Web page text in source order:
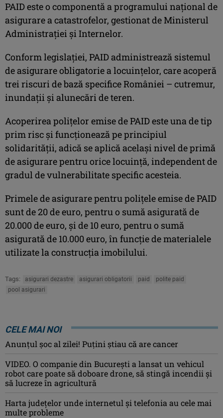
PAID este o componentă a programului naţional de
asigurare a catastrofelor, gestionat de Ministerul
Administraţiei şi Internelor.
Conform legislaţiei, PAID administrează sistemul
de asigurare obligatorie a locuinţelor, care acoperă
trei riscuri de bază specifice României – cutremur,
inundaţii şi alunecări de teren.
Acoperirea poliţelor emise de PAID este una de tip
prim risc şi funcţionează pe principiul
solidarităţii, adică se aplică acelaşi nivel de primă
de asigurare pentru orice locuinţă, independent de
gradul de vulnerabilitate specific acesteia.
Primele de asigurare pentru poliţele emise de PAID
sunt de 20 de euro, pentru o sumă asigurată de
20.000 de euro, şi de 10 euro, pentru o sumă
asigurată de 10.000 euro, în funcţie de materialele
utilizate la construcţia imobilului.
Tags: asigurari dezastre asigurari obligatorii paid
polite paid
pool asigurari
CELE MAI NOI
Anunţul şoc al zilei! Puţini ştiau că are cancer
VIDEO. O companie din București a lansat un vehicul
robot care poate să doboare drone, să stingă incendii și
să lucreze în agricultură
Harta județelor unde internetul și telefonia au cele mai
multe probleme